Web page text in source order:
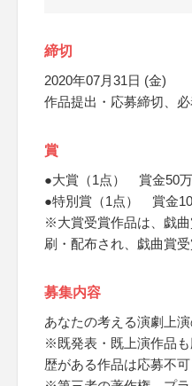
締切
2020年07月31日 (金)
作品提出・応募締切、
賞
●大賞（1点） 賞金50
●特別賞（1点） 賞金
※大賞受賞作品は、戯
刷・配布され、戯曲賞
募集内容
あなたの考える演劇上
※既発表・既上演作品
歴がある作品は応募不可